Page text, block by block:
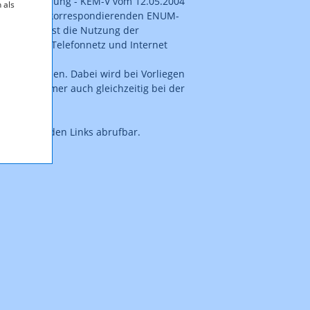
als
der korrespondierenden ENUM-
(0)720 ist die Nutzung der
zwischen Telefonnetz und Internet
zusammen. Dabei wird bei Vorliegen
Rufnummer auch gleichzeitig bei der
Links abrufbar.